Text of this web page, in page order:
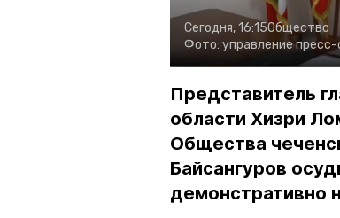
Сегодня, 16:15Общество
Фото: управление
Представитель
области Хизри
Общества
Байсангуров
демонстративно